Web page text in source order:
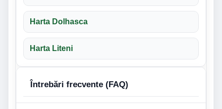
Harta Dolhasca
Harta Liteni
Întrebări frecvente (FAQ)